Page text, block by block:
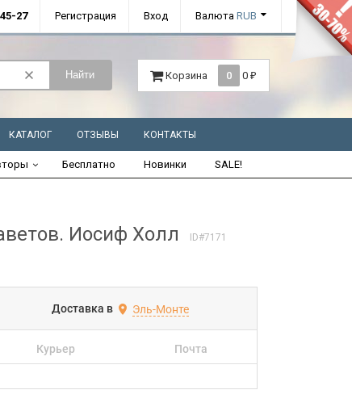
27 Регистрация Вход Валюта RUB
Найти Корзина 0 0 ₽
КАТАЛОГ ОТЗЫВЫ КОНТАКТЫ
Бесплатно Новинки SALE!
Иосиф Холл ID#7171
Доставка в Эль-Монте
Курьер Почта